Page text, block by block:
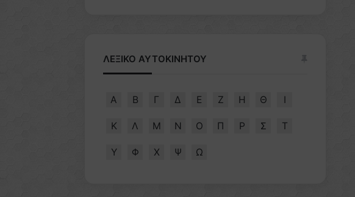
ΛΕΞΙΚΟ ΑΥΤΟΚΙΝΗΤΟΥ
Α Β Γ Δ Ε Ζ Η Θ Ι
Κ Λ Μ Ν Ο Π Ρ Σ Τ
Υ Φ Χ Ψ Ω